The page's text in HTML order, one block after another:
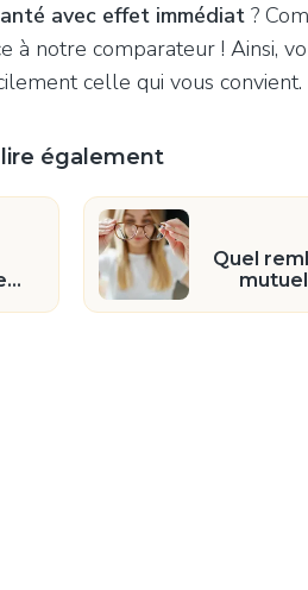
avec effet immédiat ?
à notre comparateur ! Ainsi,
celle qui vous convient.
également
Quel